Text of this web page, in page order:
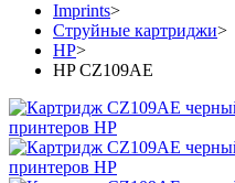
Imprints>
Струйные картриджи>
HP>
HP CZ109AE